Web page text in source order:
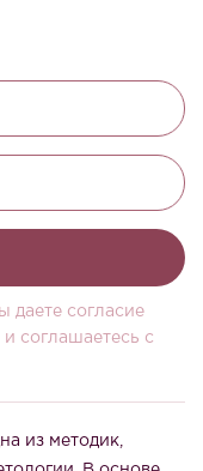
даете согласие
соглашаетесь c
из методик,